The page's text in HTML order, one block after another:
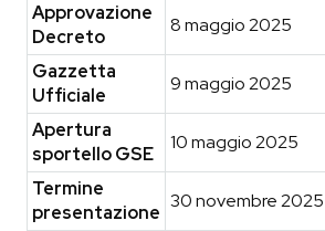
Approvazione
Decreto
8 maggio 2025
Gazzetta
Ufficiale
9 maggio 2025
Apertura
sportello GSE
10 maggio 2025
Termine
presentazione
30 novembre 2025